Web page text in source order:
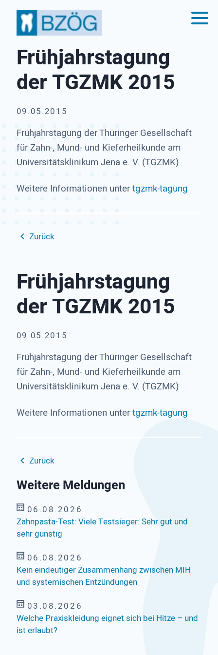
Frühjahrstagung
der TGZMK 2015
09.05.2015
Frühjahrstagung der Thüringer Gesellschaft
für Zahn-, Mund- und Kieferheilkunde am
Universitätsklinikum Jena e. V. (TGZMK)
Weitere Informationen untertgzmk-tagung
Zurück
Frühjahrstagung
der TGZMK 2015
09.05.2015
Frühjahrstagung der Thüringer Gesellschaft
für Zahn-, Mund- und Kieferheilkunde am
Universitätsklinikum Jena e. V. (TGZMK)
Weitere Informationen untertgzmk-tagung
Zurück
Weitere Meldungen
06.08.2026
Zahnpasta-Test: Viele Testsieger: Sehr gut und
sehr günstig
06.08.2026
Kein eindeutiger Zusammenhang zwischen MIH
und systemischen Entzündungen
03.08.2026
Welche Praxiskleidung eignet sich bei Hitze – und
ist erlaubt?